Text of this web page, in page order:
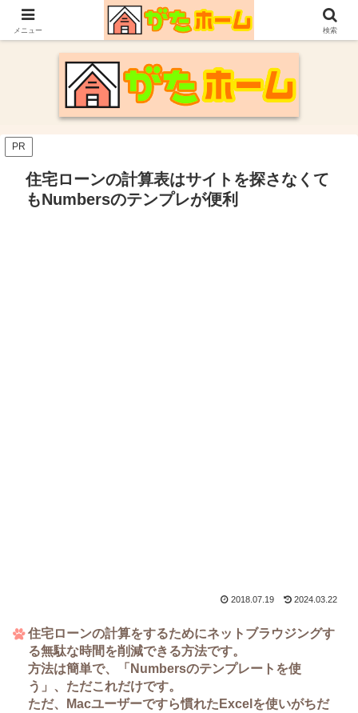
30代施主が自身の新潟での家づくり体験や参考にした情報についてまとめてい
ます。
PR
住宅ローンの計算表はサイトを探さなくて
もNumbersのテンプレが便利
2018.07.19 2024.03.22
住宅ローンの計算をするためにネットブラウジングす
る無駄な時間を削減できる方法です。
方法は簡単で、「Numbersのテンプレートを使
う」、ただこれだけです。
ただ、Macユーザーですら慣れたExcelを使いがちだ
メニュー 検索